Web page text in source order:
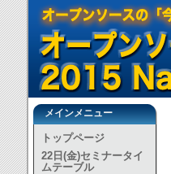
メインメニュー
トップページ
22日(金)セミナータイ
ムテーブル